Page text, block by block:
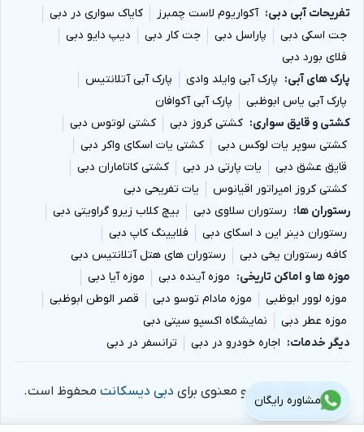
تفریحات آبی دبی
آکواریوم لاست چمبرز
کایاک سواری در دبی
جت اسکی دبی
پاراسل دبی جت کار دبی
دیپ دایو دبی
فلای بورد دبی
پارک های آبی
پارک آبی وایلد وادی
پارک آبی آتلانتیس
پارک آبی یاس ابوظبی
پارک آبی آکوافان
کشتی و قایق سواری
کشتی کروز دبی
کشتی لوتوس دبی
کشتی سوپر یات لوکس دبی
کشتی یات اسکای واکر دبی
قایق عشق دبی
یات پارتی در دبی
کشتی کاتاماران دبی
کشتی کروز امپراتور اقیانوس
یات تفریحی دبی
رستوران ها
رستوران سلاوی دبی
بیچ کلاب زیرو گراویتی دبی
رستوران دینر این د اسکای دبی
فلایینگ کاپ دبی
کافه رستوران یخی دبی
رستوران های هتل آتلانتیس دبی
موزه ها و اماکن تاریخی
موزه آینده دبی
موزه آیا دبی
موزه لوور ابوظبی
موزه مادام توسو دبی
قصر الوطن ابوظبی
موزه عطر دبی
نمایشگاه اکسپو سیتی دبی
دیگر خدمات
اجاره خودرو در دبی ترانسفر در دبی
تمام حقوق مادی و معنوی برای دبی دیسکانت محفوظ است.
مشاوره رایگان